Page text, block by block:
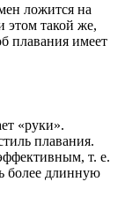
ложится на
этом такой же,
плавания имеет
«руки».
плавания.
т. е.
более длинную